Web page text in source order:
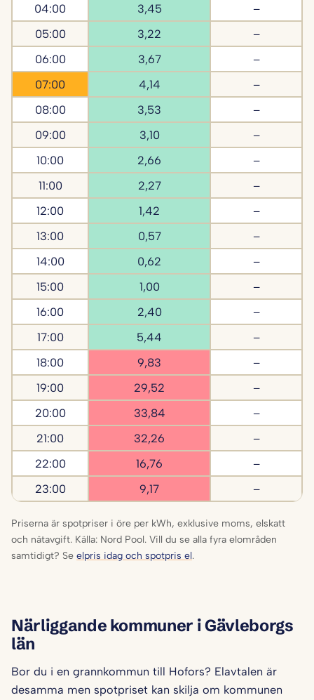
04:00
3,45
–
05:00
3,22
–
06:00
3,67
–
07:00
4,14
–
08:00
3,53
–
09:00
3,10
–
10:00
2,66
–
11:00
2,27
–
12:00
1,42
–
13:00
0,57
–
14:00
0,62
–
15:00
1,00
–
16:00
2,40
–
17:00
5,44
–
18:00
9,83
–
19:00
29,52
–
20:00
33,84
–
21:00
32,26
–
22:00
16,76
–
23:00
9,17 –
Priserna är spotpriser i öre per kWh, exklusive moms, elskatt
och nätavgift. Källa: Nord Pool. Vill du se alla fyra elområden
samtidigt? Se elpris idag och spotpris el.
Närliggande kommuner i Gävleborgs
län
Bor du i en grannkommun till Hofors? Elavtalen är
desamma men spotpriset kan skilja om kommunen